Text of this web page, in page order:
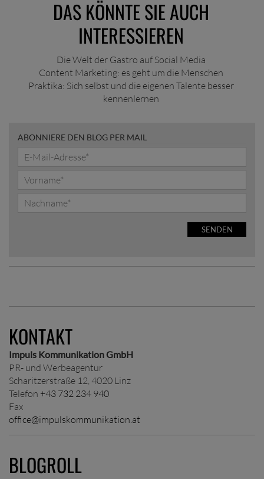
DAS KÖNNTE SIE AUCH
INTERESSIEREN
Die Welt der Gastro auf Social Media
Content Marketing: es geht um die Menschen
Praktika: Sich selbst und die eigenen Talente besser
kennenlernen
ABONNIERE DEN BLOG PER MAIL
SENDEN
KONTAKT
Impuls Kommunikation GmbH
PR- und Werbeagentur
Scharitzerstraße 12, 4020 Linz
Telefon +43 732 234 940
Fax
office@impulskommunikation.at
BLOGROLL